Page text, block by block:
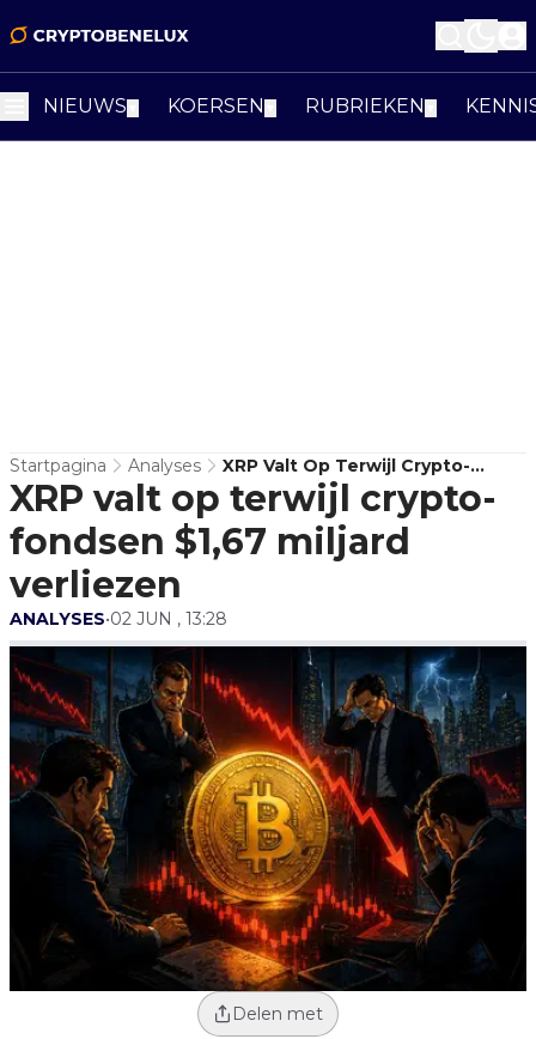
NIEUWS KOERSEN RUBRIEKEN
Startpagina Analyses
XRP Valt Op Terwijl Crypto-
Fondsen $1,67 Miljard Verliezen
XRP valt op terwijl crypto-
fondsen $1,67 miljard
verliezen
ANALYSES•02 JUN , 13:28
Delen met